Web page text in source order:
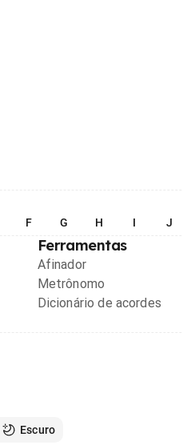
F G H I J
Ferramentas
Afinador
Metrônomo
Dicionário de acordes
Escuro